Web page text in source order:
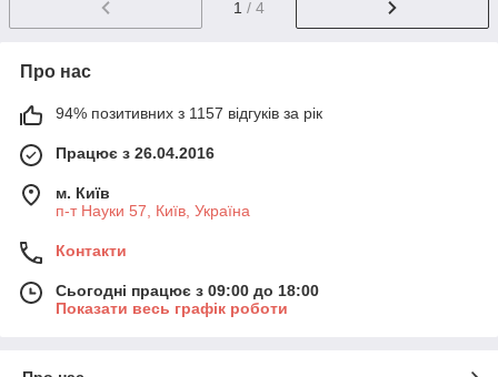
1 / 4
Про нас
94% позитивних з 1157 відгуків за рік
Працює з 26.04.2016
м. Київ
п-т Науки 57, Київ, Україна
Контакти
Сьогодні працює з 09:00 до 18:00
Показати весь графік роботи